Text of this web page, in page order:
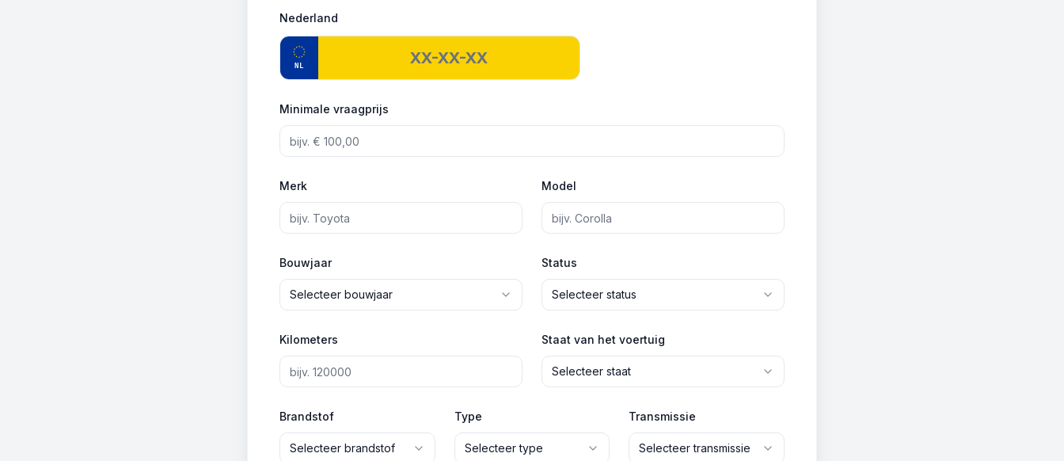
Nederland
NL
Minimale vraagprijs
Merk Model
Bouwjaar
Selecteer bouwjaar
Status
Selecteer status
Kilometers Staat van het voertuig
Selecteer staat
Brandstof
Selecteer brandstof
Type
Selecteer type
Transmissie
Selecteer transmissie